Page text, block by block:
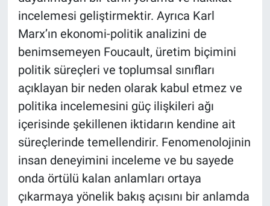
incelemesi geliştirmektir. Ayrıca Karl
Marx’ın ekonomi-politik analizini de
benimsemeyen Foucault, üretim biçimini
politik süreçleri ve toplumsal sınıfları
açıklayan bir neden olarak kabul etmez ve
politika incelemesini güç ilişkileri ağı
içerisinde şekillenen iktidarın kendine ait
süreçlerinde temellendirir. Fenomenolojinin
insan deneyimini inceleme ve bu sayede
onda örtülü kalan anlamları ortaya
çıkarmaya yönelik bakış açısını bir anlamda